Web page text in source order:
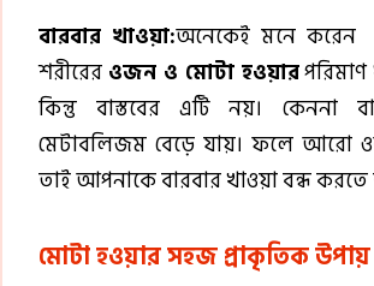
বারবার খাওয়া:অনেকেই মনে করেন
শরীরের ওজন ও মোটা হওয়ারপরিমাণ
কিন্তু বাস্তবের এটি নয়। কেননা
মেটাবলিজম বেড়ে যায়। ফলে আরো
তাই আপনাকে বারবার খাওয়া বন্ধ করতে
মোটা হওয়ার সহজ প্রাকৃতিক উপায়